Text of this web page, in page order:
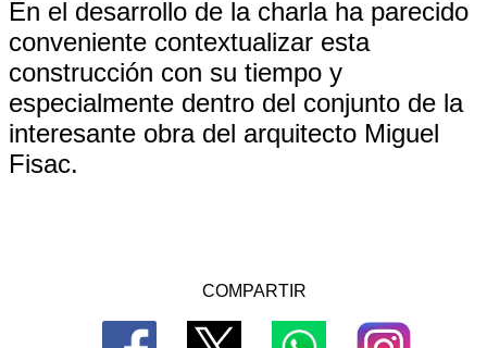
En el desarrollo de la charla ha parecido
conveniente contextualizar esta
construcción con su tiempo y
especialmente dentro del conjunto de la
interesante obra del arquitecto Miguel
Fisac.
COMPARTIR